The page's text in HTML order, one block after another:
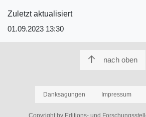
Zuletzt aktualisiert
01.09.2023 13:30
nach oben
Danksagungen Impressum
Copyright by Editions- und